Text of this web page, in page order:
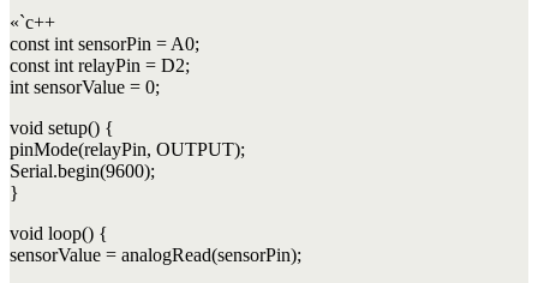
«`c++
const int sensorPin = A0;
const int relayPin = D2;
int sensorValue = 0;
void setup() {
pinMode(relayPin, OUTPUT);
Serial.begin(9600);
}
void loop() {
sensorValue = analogRead(sensorPin);